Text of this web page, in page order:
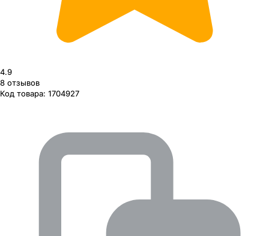
4.9
8 отзывов
Код товара: 1704927